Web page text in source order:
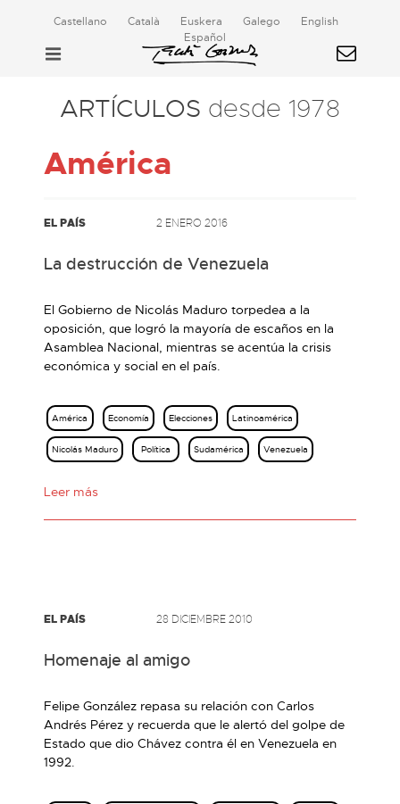
Castellano Català Euskera Galego
English
Español
ARTÍCULOS desde 1978
América
EL PAÍS 2 ENERO 2016
La destrucción de Venezuela
El Gobierno de Nicolás Maduro torpedea a la
oposición, que logró la mayoría de escaños en la
Asamblea Nacional, mientras se acentúa la crisis
económica y social en el país.
América Economía Elecciones Latinoamérica
Nicolás Maduro Política Sudamérica Venezuela
Leer más
EL PAÍS 28 DICIEMBRE 2010
Homenaje al amigo
Felipe González repasa su relación con Carlos
Andrés Pérez y recuerda que le alertó del golpe de
Estado que dio Chávez contra él en Venezuela en
1992.